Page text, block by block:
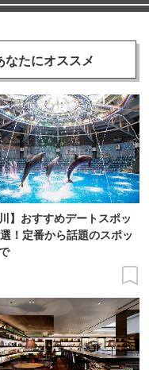
なたにオススメ
川】おすすめデートスポッ
選！定番から話題のスポッ